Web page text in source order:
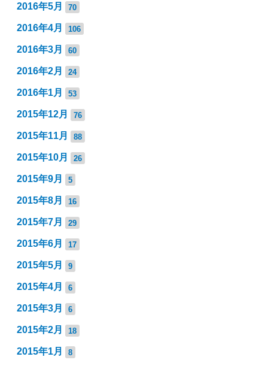
2016年5月 70
2016年4月 106
2016年3月 60
2016年2月 24
2016年1月 53
2015年12月 76
2015年11月 88
2015年10月 26
2015年9月 5
2015年8月 16
2015年7月 29
2015年6月 17
2015年5月 9
2015年4月 6
2015年3月 6
2015年2月 18
2015年1月 8